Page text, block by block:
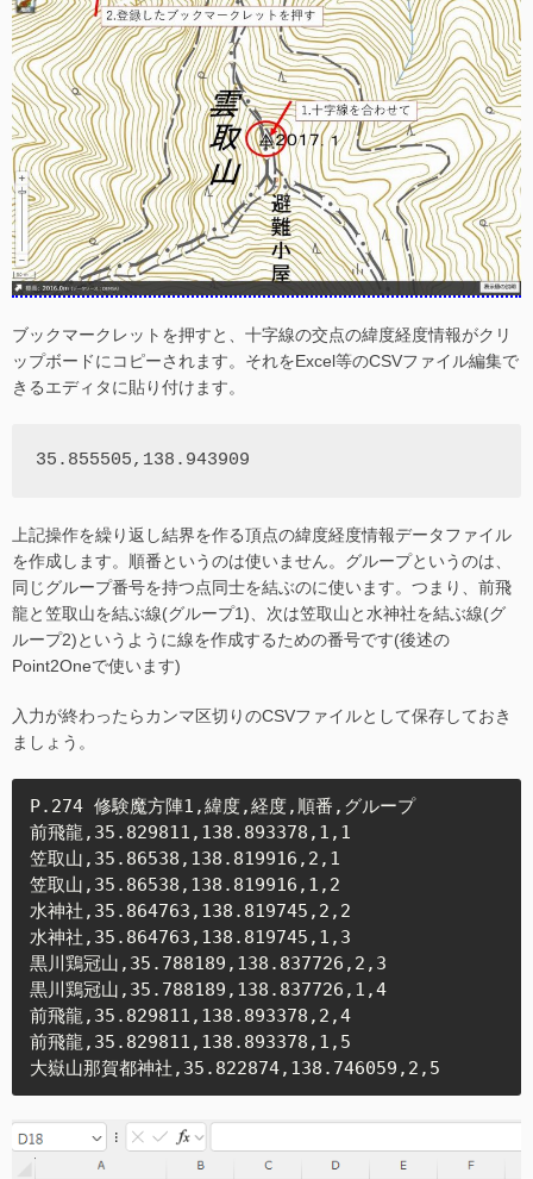
ブックマークレットを押すと、十字線の交点の緯度経度情報がクリ
ップボードにコピーされます。それをExcel等のCSVファイル編集で
きるエディタに貼り付けます。
35.855505,138.943909
上記操作を繰り返し結界を作る頂点の緯度経度情報データファイル
を作成します。順番というのは使いません。グループというのは、
同じグループ番号を持つ点同士を結ぶのに使います。つまり、前飛
龍と笠取山を結ぶ線(グループ1)、次は笠取山と水神社を結ぶ線(グ
ループ2)というように線を作成するための番号です(後述の
Point2Oneで使います)
入力が終わったらカンマ区切りのCSVファイルとして保存しておき
ましょう。
P.274 修験魔方陣1,緯度,経度,順番,グループ
前飛龍,35.829811,138.893378,1,1
笠取山,35.86538,138.819916,2,1
笠取山,35.86538,138.819916,1,2
水神社,35.864763,138.819745,2,2
水神社,35.864763,138.819745,1,3
黒川鶏冠山,35.788189,138.837726,2,3
黒川鶏冠山,35.788189,138.837726,1,4
前飛龍,35.829811,138.893378,2,4
前飛龍,35.829811,138.893378,1,5
大嶽山那賀都神社,35.822874,138.746059,2,5